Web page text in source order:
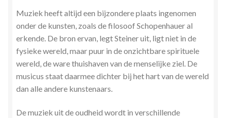
Tweelingvlam
Wie ben ik
Muziek heeft altijd een bijzondere plaats ingenomen
onder de kunsten, zoals de filosoof Schopenhauer al
erkende. De bron ervan, legt Steiner uit, ligt niet in de
fysieke wereld, maar puur in de onzichtbare spirituele
wereld, de ware thuishaven van de menselijke ziel. De
musicus staat daarmee dichter bij het hart van de wereld
dan alle andere kunstenaars.
De muziek uit de oudheid wordt in verschillende